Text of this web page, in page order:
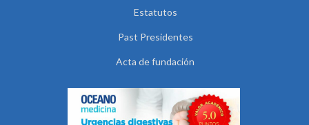
Estatutos
Past Presidentes
Acta de fundación